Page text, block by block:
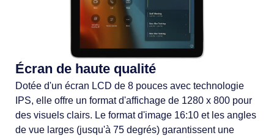
Écran de haute qualité
Dotée d'un écran LCD de 8 pouces avec technologie
IPS, elle offre un format d'affichage de 1280 x 800 pour
des visuels clairs. Le format d'image 16:10 et les angles
de vue larges (jusqu'à 75 degrés) garantissent une